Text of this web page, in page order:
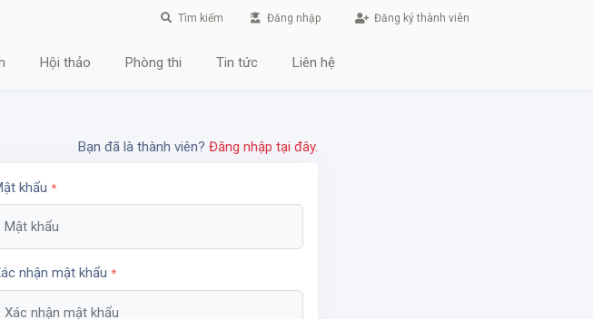
Tìm kiếm Đăng nhập Đăng ký thành viên
Hội thảo Phòng thi Tin tức Liên hệ
Bạn đã là thành viên? Đăng nhập tại đây.
khẩu*
nhận mật khẩu*